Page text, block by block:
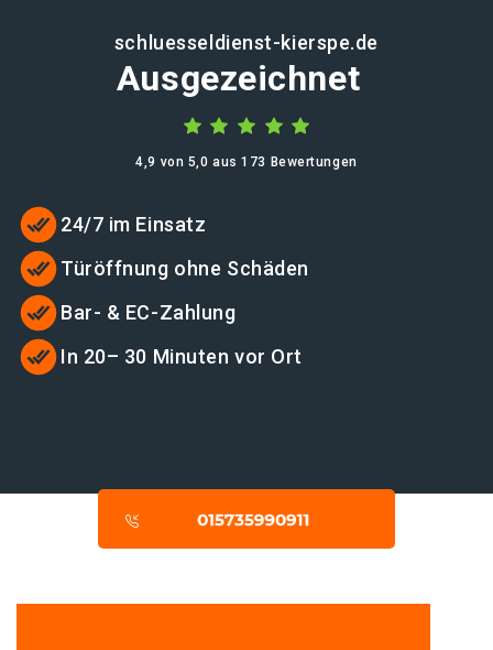
schluesseldienst-kierspe.de
Ausgezeichnet
4,9 von 5,0 aus 173 Bewertungen
24/7 im Einsatz
Türöffnung ohne Schäden
Bar- & EC-Zahlung
In 20– 30 Minuten vor Ort